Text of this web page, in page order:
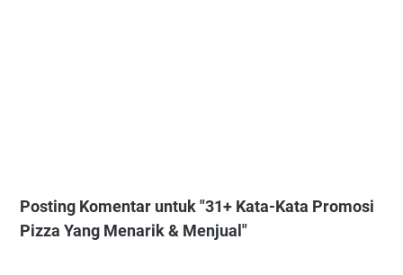
Posting Komentar untuk "31+ Kata-Kata Promosi
Pizza Yang Menarik & Menjual"